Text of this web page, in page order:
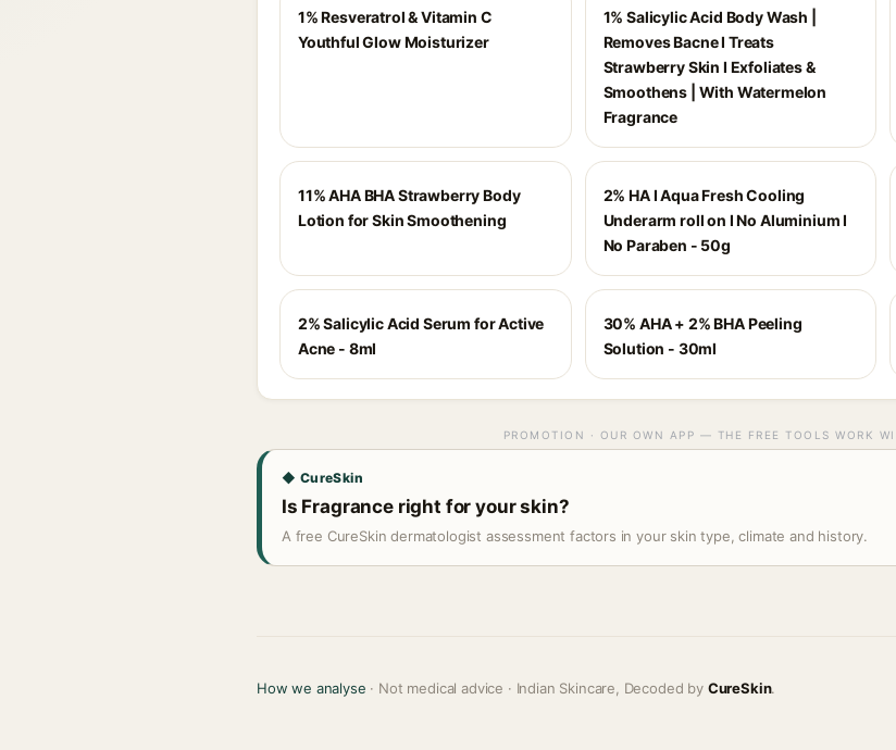
1% Resveratrol & Vitamin C
Youthful Glow Moisturizer
1% Salicylic Acid Body Wash |
Removes Bacne I Treats
Strawberry Skin I Exfoliates &
Smoothens | With Watermelon
Fragrance
11% AHA BHA Strawberry Body
Lotion for Skin Smoothening
2% HA I Aqua Fresh Cooling
Underarm roll on I No Aluminium I
No Paraben - 50g
2% Salicylic Acid Serum for Active
Acne - 8ml
30% AHA + 2% BHA Peeling
Solution - 30ml
PROMOTION · OUR OWN APP — THE FREE TOOLS WORK
◆ CureSkin
Is Fragrance right for your skin?
A free CureSkin dermatologist assessment factors in your skin type, climate and history.
How we analyse · Not medical advice · Indian Skincare, Decoded by CureSkin.